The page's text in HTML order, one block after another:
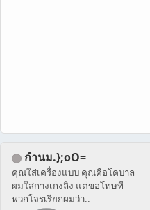
กำนม.};oO=
คุณใส่เครื่องแบบ คุณคือโคบาล
ผมใส่กางเกงลิง แต่ขอโทษที
พวกโจรเรียกผมว่า..